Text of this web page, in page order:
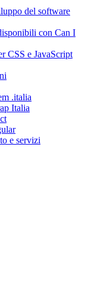
del software
con Can I
CSS e JavaScript
.italia
Italia
e servizi